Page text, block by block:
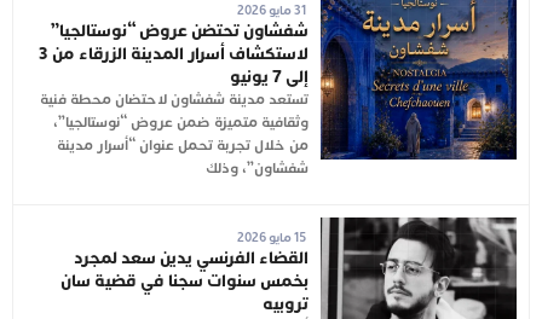
31 مايو 2026
شفشاون تحتضن عروض “نوستالجيا”
لاستكشاف أسرار المدينة الزرقاء من 3
إلى 7 يونيو
تستعد مدينة شفشاون لاحتضان محطة فنية
وثقافية متميزة ضمن عروض “نوستالجيا”،
من خلال تجربة تحمل عنوان “أسرار مدينة
شفشاون”، وذلك
15 مايو 2026
القضاء الفرنسي يدين سعد لمجرد
بخمس سنوات سجنا في قضية سان
تروبيه